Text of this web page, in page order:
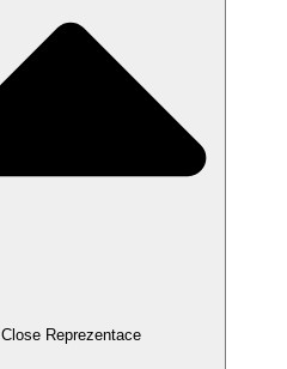
Close Reprezentace